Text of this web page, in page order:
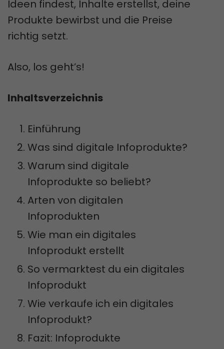
Ideen findest, Inhalte erstellst, deine
Produkte bewirbst und die Preise
richtig setzt.
Also, los geht’s!
Inhaltsverzeichnis
Einführung
Was sind digitale Infoprodukte?
Warum sind digitale
Infoprodukte so beliebt?
Arten von digitalen
Infoprodukten
Wie man ein digitales
Infoprodukt erstellt
So vermarktest du ein digitales
Infoprodukt
Wie verkaufe ich ein digitales
Infoprodukt?
Fazit: Infoprodukte